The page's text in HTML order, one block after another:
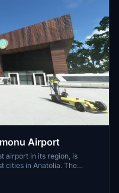
Airport
airport in its region, is
cities in Anatolia. The
and was closed to air
was put into service